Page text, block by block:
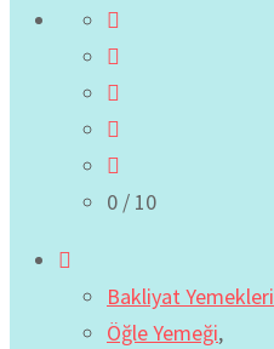
0 / 10
Bakliyat Yemekleri
Öğle Yemeği,